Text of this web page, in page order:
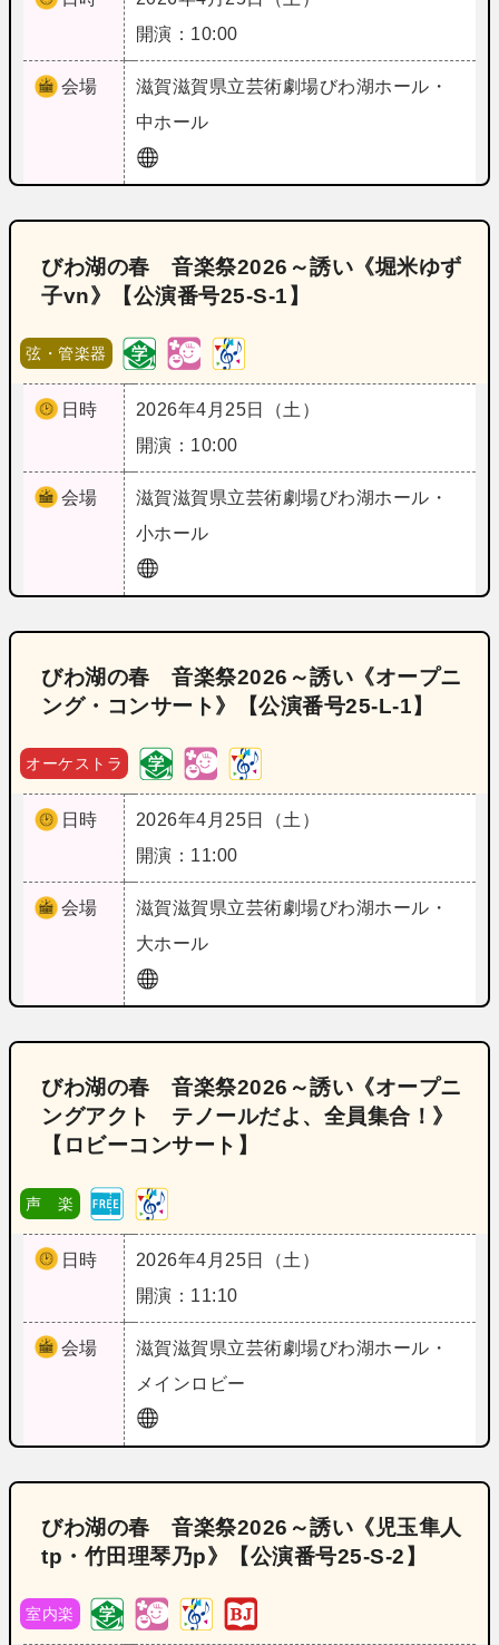
開演：10:00
会場 滋賀滋賀県立芸術劇場びわ湖ホール・
中ホール
びわ湖の春 音楽祭2026～誘い《堀米ゆず
子vn》【公演番号25‐S‐1】
弦・管楽器
日時
2026年4月25日（土）
開演：10:00
会場 滋賀滋賀県立芸術劇場びわ湖ホール・
小ホール
びわ湖の春 音楽祭2026～誘い《オープニ
ング・コンサート》【公演番号25‐L‐1】
オーケストラ
日時
2026年4月25日（土）
開演：11:00
会場 滋賀滋賀県立芸術劇場びわ湖ホール・
大ホール
びわ湖の春 音楽祭2026～誘い《オープニ
ングアクト テノールだよ、全員集合！》
【ロビーコンサート】
声 楽
日時
2026年4月25日（土）
開演：11:10
会場 滋賀滋賀県立芸術劇場びわ湖ホール・
メインロビー
びわ湖の春 音楽祭2026～誘い《児玉隼人
tp・竹田理琴乃p》【公演番号25‐S‐2】
室内楽